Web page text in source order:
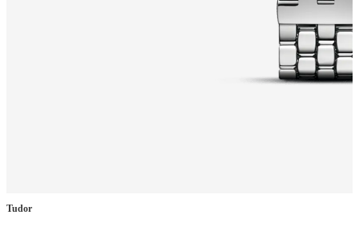
Tudor